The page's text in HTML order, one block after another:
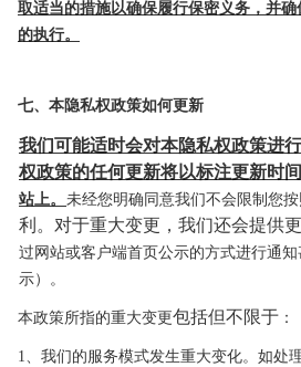
取适当的措施以确保履行保密义务，并确
的执行。
七、本隐私权政策如何更新
我们可能适时会对本隐私权政策进
权政策的任何更新将以标注更新时
站上。 未经您明确同意我们不会限制您
利。对于重大变更，我们还会提供更
过网站或客户端首页公示的方式进行通
示）。
本政策所指的重大变更包括但不限于 ：
1、我们的服务模式发生重大变化。如处